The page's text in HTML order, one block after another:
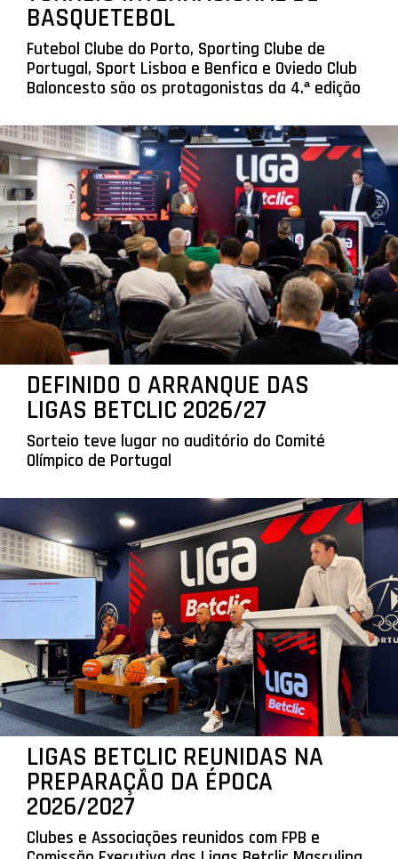
BASQUETEBOL
Futebol Clube do Porto, Sporting Clube de
Portugal, Sport Lisboa e Benfica e Oviedo Club
Baloncesto são os protagonistas da 4.ª edição
DEFINIDO O ARRANQUE DAS
LIGAS BETCLIC 2026/27
Sorteio teve lugar no auditório do Comité
Olímpico de Portugal
LIGAS BETCLIC REUNIDAS NA
PREPARAÇÃO DA ÉPOCA
2026/2027
Clubes e Associações reunidos com FPB e